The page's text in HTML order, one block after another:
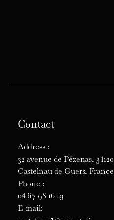
Contact
Address :
32 avenue de Pézenas, 34120
Castelnau de Guers, France
Phone :
04 67 98 16 19
E-mail: